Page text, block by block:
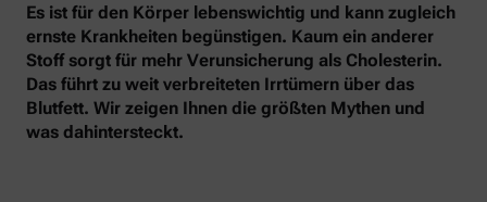
Es ist für den Körper lebenswichtig und kann zugleich
ernste Krankheiten begünstigen. Kaum ein anderer
Stoff sorgt für mehr Verunsicherung als Cholesterin.
Das führt zu weit verbreiteten Irrtümern über das
Blutfett. Wir zeigen Ihnen die größten Mythen und
was dahintersteckt.